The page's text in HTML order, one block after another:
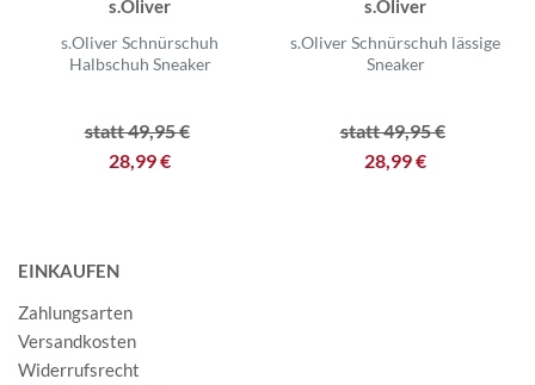
s.Oliver
s.Oliver Schnürschuh
Halbschuh Sneaker
statt 49,95 €
28,99 €
s.Oliver
s.Oliver Schnürschuh lässige
Sneaker
statt 49,95 €
28,99 €
EINKAUFEN
Zahlungsarten
Versandkosten
Widerrufsrecht